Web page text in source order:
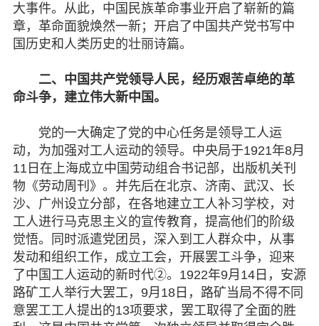
大事件。从此，中国民族革命事业开启了崭新的篇
章，革命面貌焕然一新；开启了中国共产党书写中
国历史和人类历史的壮丽诗篇。
二、中国共产党领导人民，经历艰苦卓绝的革
命斗争，建立伟大新中国。
党的一大确定了党的中心任务是领导工人运
动，为加强对工人运动的领导。中央局于1921年8月
11日在上海成立中国劳动组合书记部，出版机关刊
物《劳动周刊》。并先后在北京、济南、武汉、长
沙、广州设立分部，在各地建立工人补习学校，对
工人进行马克思主义的宣传教育，提高他们的阶级
觉悟。同时派遣党团员，深入到工人群众中，从事
发动和组织工作，成立工会，开展罢工斗争，迎来
了中国工人运动的新时代②。1922年9月14日，安源
路矿工人举行大罢工，9月18日，路矿当局不得不同
意罢工工人提出的13项要求，罢工取得了全面的胜